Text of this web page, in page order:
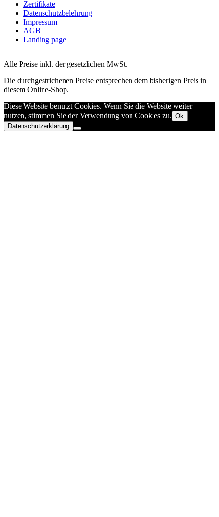
Zertifikate
Datenschutzbelehrung
Impressum
AGB
Landing page
Alle Preise inkl. der gesetzlichen MwSt.
Die durchgestrichenen Preise entsprechen dem bisherigen Preis in
diesem Online-Shop.
Diese Website benutzt Cookies. Wenn Sie die Website weiter
nutzen, stimmen Sie der Verwendung von Cookies zu. Ok
Datenschutzerklärung